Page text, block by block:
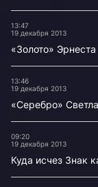
13:47
19 декабря 2013
«Золото»
13:46
19 декабря 2013
«Серебро»
09:20
19 декабря 2013
Куда исчез Знак